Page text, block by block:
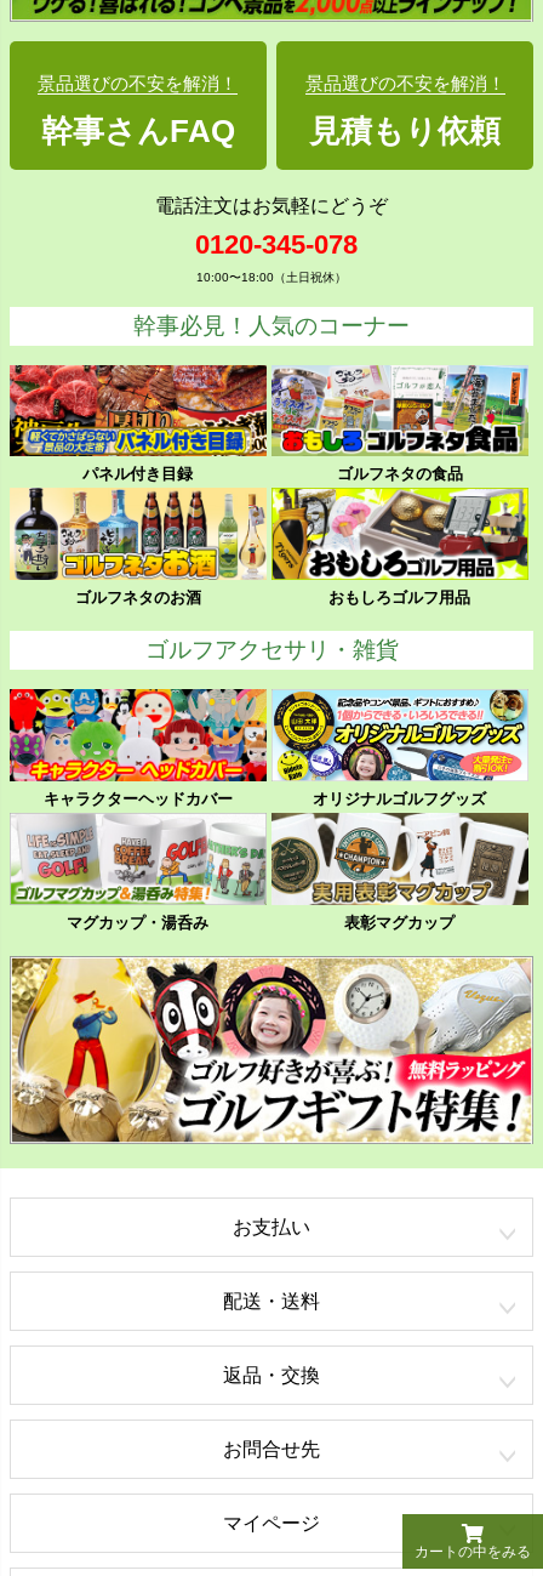
カートの中をみる
景品選びの不安を解消！
幹事さんFAQ
景品選びの不安を解消！
見積もり依頼
電話注文はお気軽にどうぞ
0120-345-078
10:00〜18:00（土日祝休）
幹事必見！人気のコーナー
パネル付き目録 ゴルフネタの食品
ゴルフネタのお酒 おもしろゴルフ用品
ゴルフアクセサリ・雑貨
キャラクターヘッドカバー オリジナルゴルフグッズ
マグカップ・湯呑み 表彰マグカップ
お支払い
配送・送料
返品・交換
お問合せ先
マイページ